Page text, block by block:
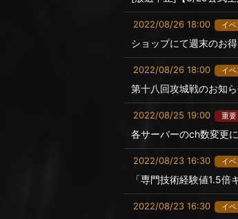
2022/08/26 18:00 イベ
ショップにて週末のお
2022/08/26 18:00 イベ
第十八回攻城戦のお知
2022/08/25 19:00 重要
各サーバーのch数変更
2022/08/23 16:30 イベ
「専門技術経験値1.5倍
2022/08/23 16:30 イベ